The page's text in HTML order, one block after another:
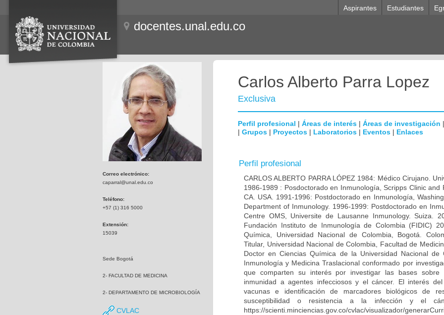
Aspirantes Estudiantes
docentes.unal.edu.co
Correo electrónico:
caparral@unal.edu.co
Teléfono:
+57 (1) 316 5000
Extensión:
15039
Sede Bogotá
2- FACULTAD DE MEDICINA
2- DEPARTAMENTO DE MICROBIOLOGÍA
CVLAC
Carlos Alberto Parra Lopez
Exclusiva
Perfil profesional | Áreas de interés | Áreas de investigación |
| Grupos | Proyectos | Laboratorios | Eventos | Enlaces
Perfil profesional
CARLOS ALBERTO PARRA LÓPEZ 1984: Médico Cirujano.
1986-1989 : Posdoctorado en Inmunología, Scripps Clinic and
CA. USA. 1991-1996: Postdoctorado en Inmunología,
Department of Inmunology. 1996-1999: Postdoctorado en
Centre OMS, Universite de Lausanne Inmunology. Suiza.
Fundación Instituto de Inmunología de Colombia (FIDIC)
Química, Universidad Nacional de Colombia, Bogotá.
Titular, Universidad Nacional de Colombia, Facultad de
Doctor en Ciencias Química de la Universidad Nacional
Inmunología y Medicina Traslacional conformado por
que comparten su interés por investigar las bases sobre
inmunidad a agentes infecciosos y el cáncer. El interés
vacunas e identificación de marcadores biológicos de
susceptibilidad o resistencia a la infección y el
https://scienti.minciencias.gov.co/cvlac/visualizador/